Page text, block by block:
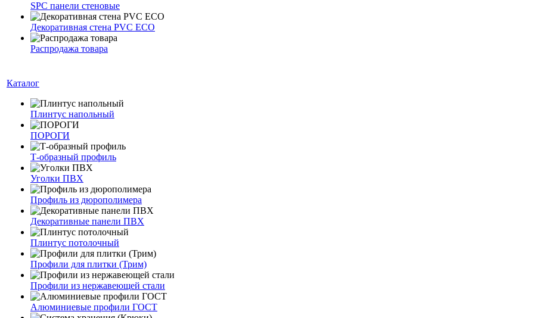
SPC панели стеновые
Декоративная стена PVC ECO
Распродажа товара
Каталог
Плинтус напольный
ПОРОГИ
Т-образный профиль
Уголки ПВХ
Профиль из дюрополимера
Декоративные панели ПВХ
Плинтус потолочный
Профили для плитки (Трим)
Профили из нержавеющей стали
Алюминиевые профили ГОСТ